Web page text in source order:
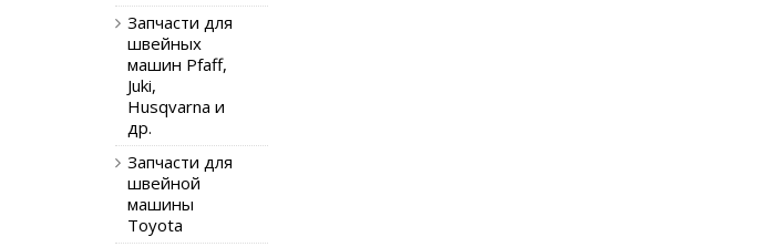
Запчасти для
швейных
машин Pfaff,
Juki,
Husqvarna и
др.
Запчасти для
швейной
машины
Toyota